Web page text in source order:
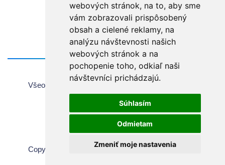
webových stránok, na to, aby sme
vám zobrazovali prispôsobený
obsah a cielené reklamy, na
analýzu návštevnosti našich
webových stránok a na
pochopenie toho, odkiaľ naši
návštevníci prichádzajú.
Súhlasím
Odmietam
Zmeniť moje nastavenia
Domov
Všeobecné informácie o používaní webovej stránky
Všeobecné obchodné podmienky
Autorské práva
Ochrana súkromia
Nastavenie Cookie
Copyright © 2026 Chirana, Všetky práva vyhradené